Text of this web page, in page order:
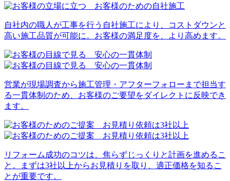
自社内の職人が工事を行う自社施工により、コストダウンと
高い施工品質が可能に。お客様の満足度を、より高めます。
営業が現場調査から施工管理・アフターフォローまで担当す
る一貫体制のため、お客様のご要望をダイレクトに反映でき
ます。
リフォーム成功のコツは、焦らずじっくりと計画を進めるこ
と。まずは3社以上からお見積りを取り、適正価格を知るこ
とが重要です。